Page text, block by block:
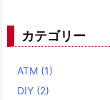
カテゴリー
ATM (1)
DIY (2)